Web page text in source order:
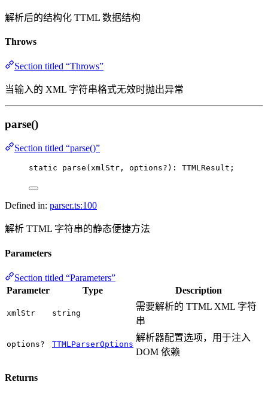
解析后的结构化 TTML 数据结构
Throws
Section titled “Throws”
当输入的 XML 字符串格式无效时抛出异常
parse()
Section titled “parse()”
static parse (xmlStr, options? ) : TTMLResult;
Defined in: parser.ts:100
解析 TTML 字符串的静态便捷方法
Parameters
Section titled “Parameters”
Parameter
Type Description
xmlStr string
需要解析的 TTML XML 字符
串
options? TTMLParserOptions
解析器配置选项，用于注入
DOM 依赖
Returns